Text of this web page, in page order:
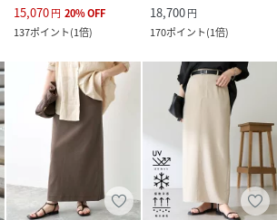
15,070円 20%OFF
137ポイント(1倍)
18,700円
170ポイント(1倍)